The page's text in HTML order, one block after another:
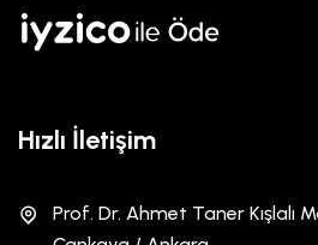
Hızlı İletişim
Prof. Dr. Ahmet Taner Kışlalı